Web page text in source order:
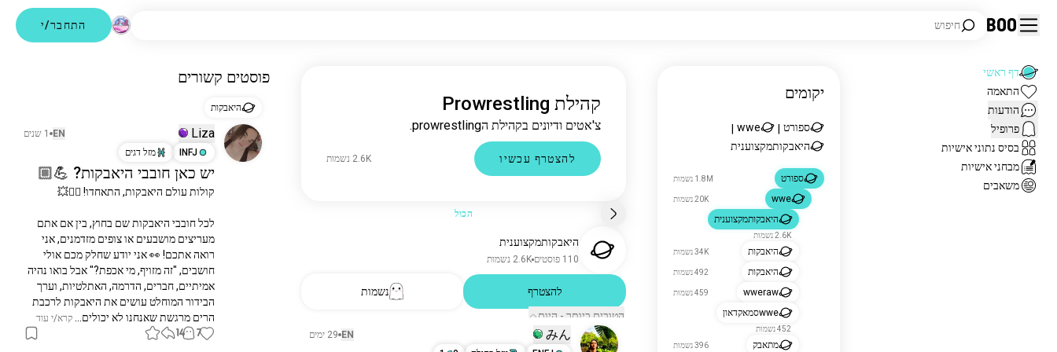
Boo חיפוש התחבר/י
דף ראשי
התאמה
הודעות
פרופיל
בסיס נתוני אישיות
מבחני אישיות
משאבים
יקומים
ספורט wwe
היאבקותמקצוענית
ספורט 1.8M נשמות
wwe 20K נשמות
היאבקותמקצוענית
2.6K נשמות
היאבקות 34K נשמות
היאבקות 492 נשמות
wweraw 459 נשמות
wweסמאקדאון
452 נשמות
מתאבק 396 נשמות
קהילת Prowrestling
צ'אטים ודיונים בקהילת הprowrestling.
להצטרף עכשיו 2.6K נשמות
הכול
היאבקותמקצוענית
110 פוסטים 2.6K נשמות
להצטרף
נשמות
הטובים ביותר - היום
みん
EN 29 ימים
פוסטים קשורים
היאבקות
Liza
EN 1 שנים
INFJ
מזל דגים
יש כאן חובבי היאבקות? 💪🏼
הרים מרגשת שאנחנו לא יכולים...
קרא/י עוד
7
14